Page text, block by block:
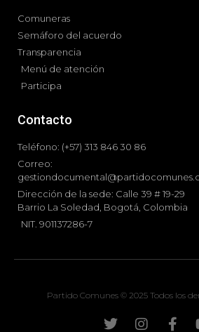
Comuneras
Semáforo del acuerdo
Transparencia
Menú de atención
Participa
Contacto
Teléfono: (+57) 313 846 30 86
Correo:
Dirección de la sede: Calle 39 # 19-29
Barrio La Soledad, Bogotá, Colombia
NIT. 901137286-7
Partido Comunes © 2025 Todos los